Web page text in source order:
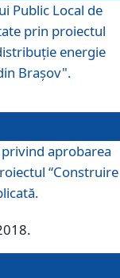
Public Local de
prin proiectul
energie
Braşov".
aprobarea
“Construire